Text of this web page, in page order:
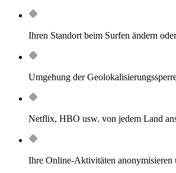
Ihren Standort beim Surfen ändern
Umgehung der
Netflix, HBO usw. von jedem Land
Ihre Online-Aktivitäten anonymisieren